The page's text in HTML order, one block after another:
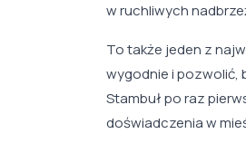
w ruchliwych
To także jeden z
wygodnie i pozwolić,
Stambuł po raz
doświadczenia w